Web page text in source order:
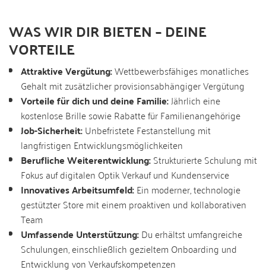
WAS WIR DIR BIETEN – DEINE
VORTEILE
Attraktive Vergütung:Wettbewerbsfähiges monatliches
Gehalt mit zusätzlicher provisionsabhängiger Vergütung
Vorteile für dich und deine Familie:Jährlich eine
kostenlose Brille sowie Rabatte für Familienangehörige
Job-Sicherheit:Unbefristete Festanstellung mit
langfristigen Entwicklungsmöglichkeiten
Berufliche Weiterentwicklung:Strukturierte Schulung mit
Fokus auf digitalen Optik Verkauf und Kundenservice
Innovatives Arbeitsumfeld:Ein moderner, technologie
gestützter Store mit einem proaktiven und kollaborativen
Team
Umfassende Unterstützung:Du erhältst umfangreiche
Schulungen, einschließlich gezieltem Onboarding und
Entwicklung von Verkaufskompetenzen